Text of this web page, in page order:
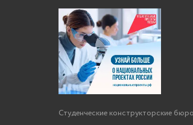
Студенческие конструкторские бюро